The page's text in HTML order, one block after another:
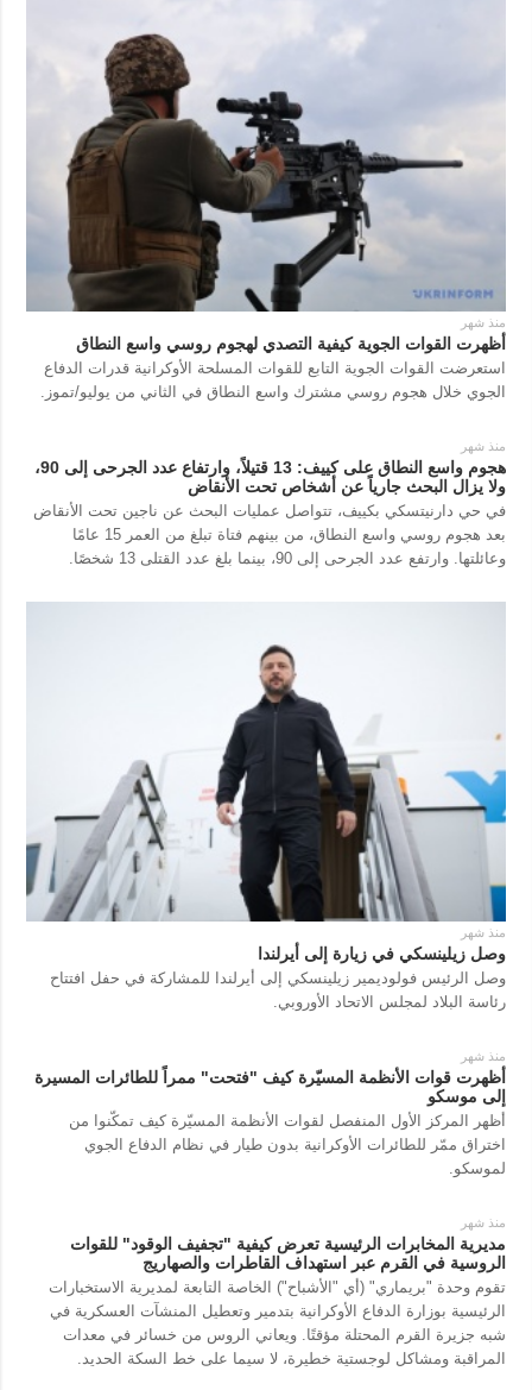
منذ شهر
أظهرت القوات الجوية كيفية التصدي لهجوم روسي واسع النطاق
استعرضت القوات الجوية التابع للقوات المسلحة الأوكرانية قدرات الدفاع
الجوي خلال هجوم روسي مشترك واسع النطاق في الثاني من يوليو/تموز.
منذ شهر
هجوم واسع النطاق على كييف: 13 قتيلاً، وارتفاع عدد الجرحى إلى 90،
ولا يزال البحث جارياً عن أشخاص تحت الأنقاض
في حي دارنيتسكي بكييف، تتواصل عمليات البحث عن ناجين تحت الأنقاض
بعد هجوم روسي واسع النطاق، من بينهم فتاة تبلغ من العمر 15 عامًا
وعائلتها. وارتفع عدد الجرحى إلى 90، بينما بلغ عدد القتلى 13 شخصًا.
منذ شهر
وصل زيلينسكي في زيارة إلى أيرلندا
وصل الرئيس فولوديمير زيلينسكي إلى أيرلندا للمشاركة في حفل افتتاح
رئاسة البلاد لمجلس الاتحاد الأوروبي.
منذ شهر
أظهرت قوات الأنظمة المسيّرة كيف "فتحت" ممراً للطائرات المسيرة
إلى موسكو
أظهر المركز الأول المنفصل لقوات الأنظمة المسيّرة كيف تمكّنوا من
اختراق ممّر للطائرات الأوكرانية بدون طيار في نظام الدفاع الجوي
لموسكو.
منذ شهر
مديرية المخابرات الرئيسية تعرض كيفية "تجفيف الوقود" للقوات
الروسية في القرم عبر استهداف القاطرات والصهاريج
تقوم وحدة "بريماري" (أي "الأشباح") الخاصة التابعة لمديرية الاستخبارات
الرئيسية بوزارة الدفاع الأوكرانية بتدمير وتعطيل المنشآت العسكرية في
شبه جزيرة القرم المحتلة مؤقتًا. ويعاني الروس من خسائر في معدات
المراقبة ومشاكل لوجستية خطيرة، لا سيما على خط السكة الحديد.